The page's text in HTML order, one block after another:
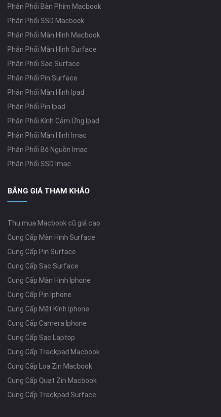
Phân Phối Bàn Phím Macbook
Phân Phối SSD Macbook
Phân Phối Màn Hình Macbook
Phân Phối Màn Hình Surface
Phân Phối Sạc Surface
Phân Phối Pin Surface
Phân Phối Màn Hình Ipad
Phân Phối Pin Ipad
Phân Phối Kính Cảm Ứng Ipad
Phân Phối Màn Hình Imac
Phân Phối Bộ Nguồn Imac
Phân Phối SSD Imac
BẢNG GIÁ THAM KHẢO
Thu mua Macbook cũ giá cao
Cung Cấp Màn Hình Surface
Cung Cấp Pin Surface
Cung Cấp Sạc Surface
Cung Cấp Màn Hình Iphone
Cung Cấp Pin Iphone
Cung Cấp Mặt Kính Iphone
Cung Cấp Camera Iphone
Cung Cấp Sạc Laptop
Cung Cấp Trackpad Macbook
Cung Cấp Loa Zin Macbook
Cung Cấp Quạt Zin Macbook
Cung Cấp Trackpad Surface